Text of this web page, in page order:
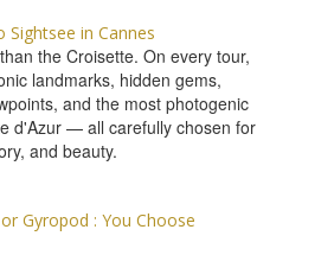
Sightsee in Cannes
the Croisette. On every tour,
landmarks, hidden gems,
and the most photogenic
d'Azur — all carefully chosen for
and beauty.
Gyropod : You Choose